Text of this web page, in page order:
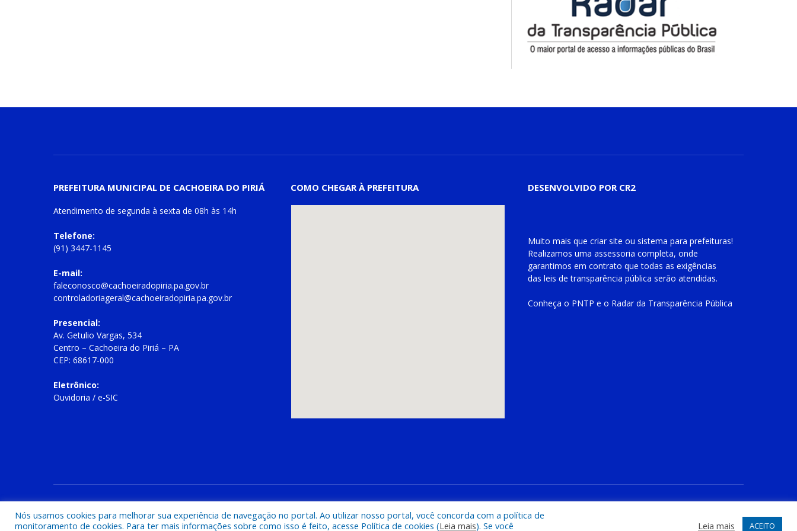
PREFEITURA MUNICIPAL DE CACHOEIRA DO PIRIÁ
Atendimento de segunda à sexta de 08h às 14h
Telefone:
(91) 3447-1145
E-mail:
faleconosco@cachoeiradopiria.pa.gov.br
controladoriageral@cachoeiradopiria.pa.gov.br
Presencial:
Av. Getulio Vargas, 534
Centro – Cachoeira do Piriá – PA
CEP: 68617-000
Eletrônico:
Ouvidoria / e-SIC
COMO CHEGAR À PREFEITURA DESENVOLVIDO POR CR2
Muito mais que criar site ou sistema para prefeituras!
Realizamos uma assessoria completa, onde
garantimos em contrato que todas as exigências
das leis de transparência pública serão atendidas.
Conheça o PNTP e o Radar da Transparência Pública
Nós usamos cookies para melhorar sua experiência de navegação no portal. Ao utilizar nosso portal, você concorda com a política de
monitoramento de cookies. Para ter mais informações sobre como isso é feito, acesse Política de cookies (Leia mais). Se você
Leia mais ACEITO